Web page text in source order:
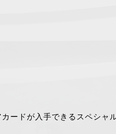
ードが入手できるスペシャ